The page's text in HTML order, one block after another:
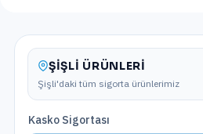
ŞIŞLI ÜRÜNLERI
Şişli'daki tüm sigorta ürünlerimiz
Kasko Sigortası